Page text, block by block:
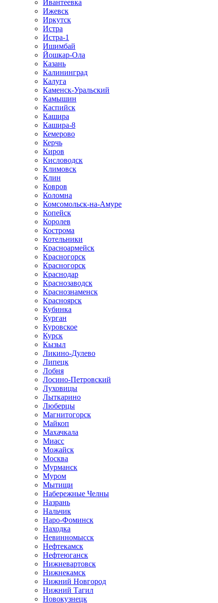
Ивантеевка
Ижевск
Иркутск
Истра
Истра-1
Ишимбай
Йошкар-Ола
Казань
Калининград
Калуга
Каменск-Уральский
Камышин
Каспийск
Кашира
Кашира-8
Кемерово
Керчь
Киров
Кисловодск
Климовск
Клин
Ковров
Коломна
Комсомольск-на-Амуре
Копейск
Королев
Кострома
Котельники
Красноармейск
Красногорск
Красногорск
Краснодар
Краснозаводск
Краснознаменск
Красноярск
Кубинка
Курган
Куровское
Курск
Кызыл
Ликино-Дулево
Липецк
Лобня
Лосино-Петровский
Луховицы
Лыткарино
Люберцы
Магнитогорск
Майкоп
Махачкала
Миасс
Можайск
Москва
Мурманск
Муром
Мытищи
Набережные Челны
Назрань
Нальчик
Наро-Фоминск
Находка
Невинномысск
Нефтекамск
Нефтеюганск
Нижневартовск
Нижнекамск
Нижний Новгород
Нижний Тагил
Новокузнецк